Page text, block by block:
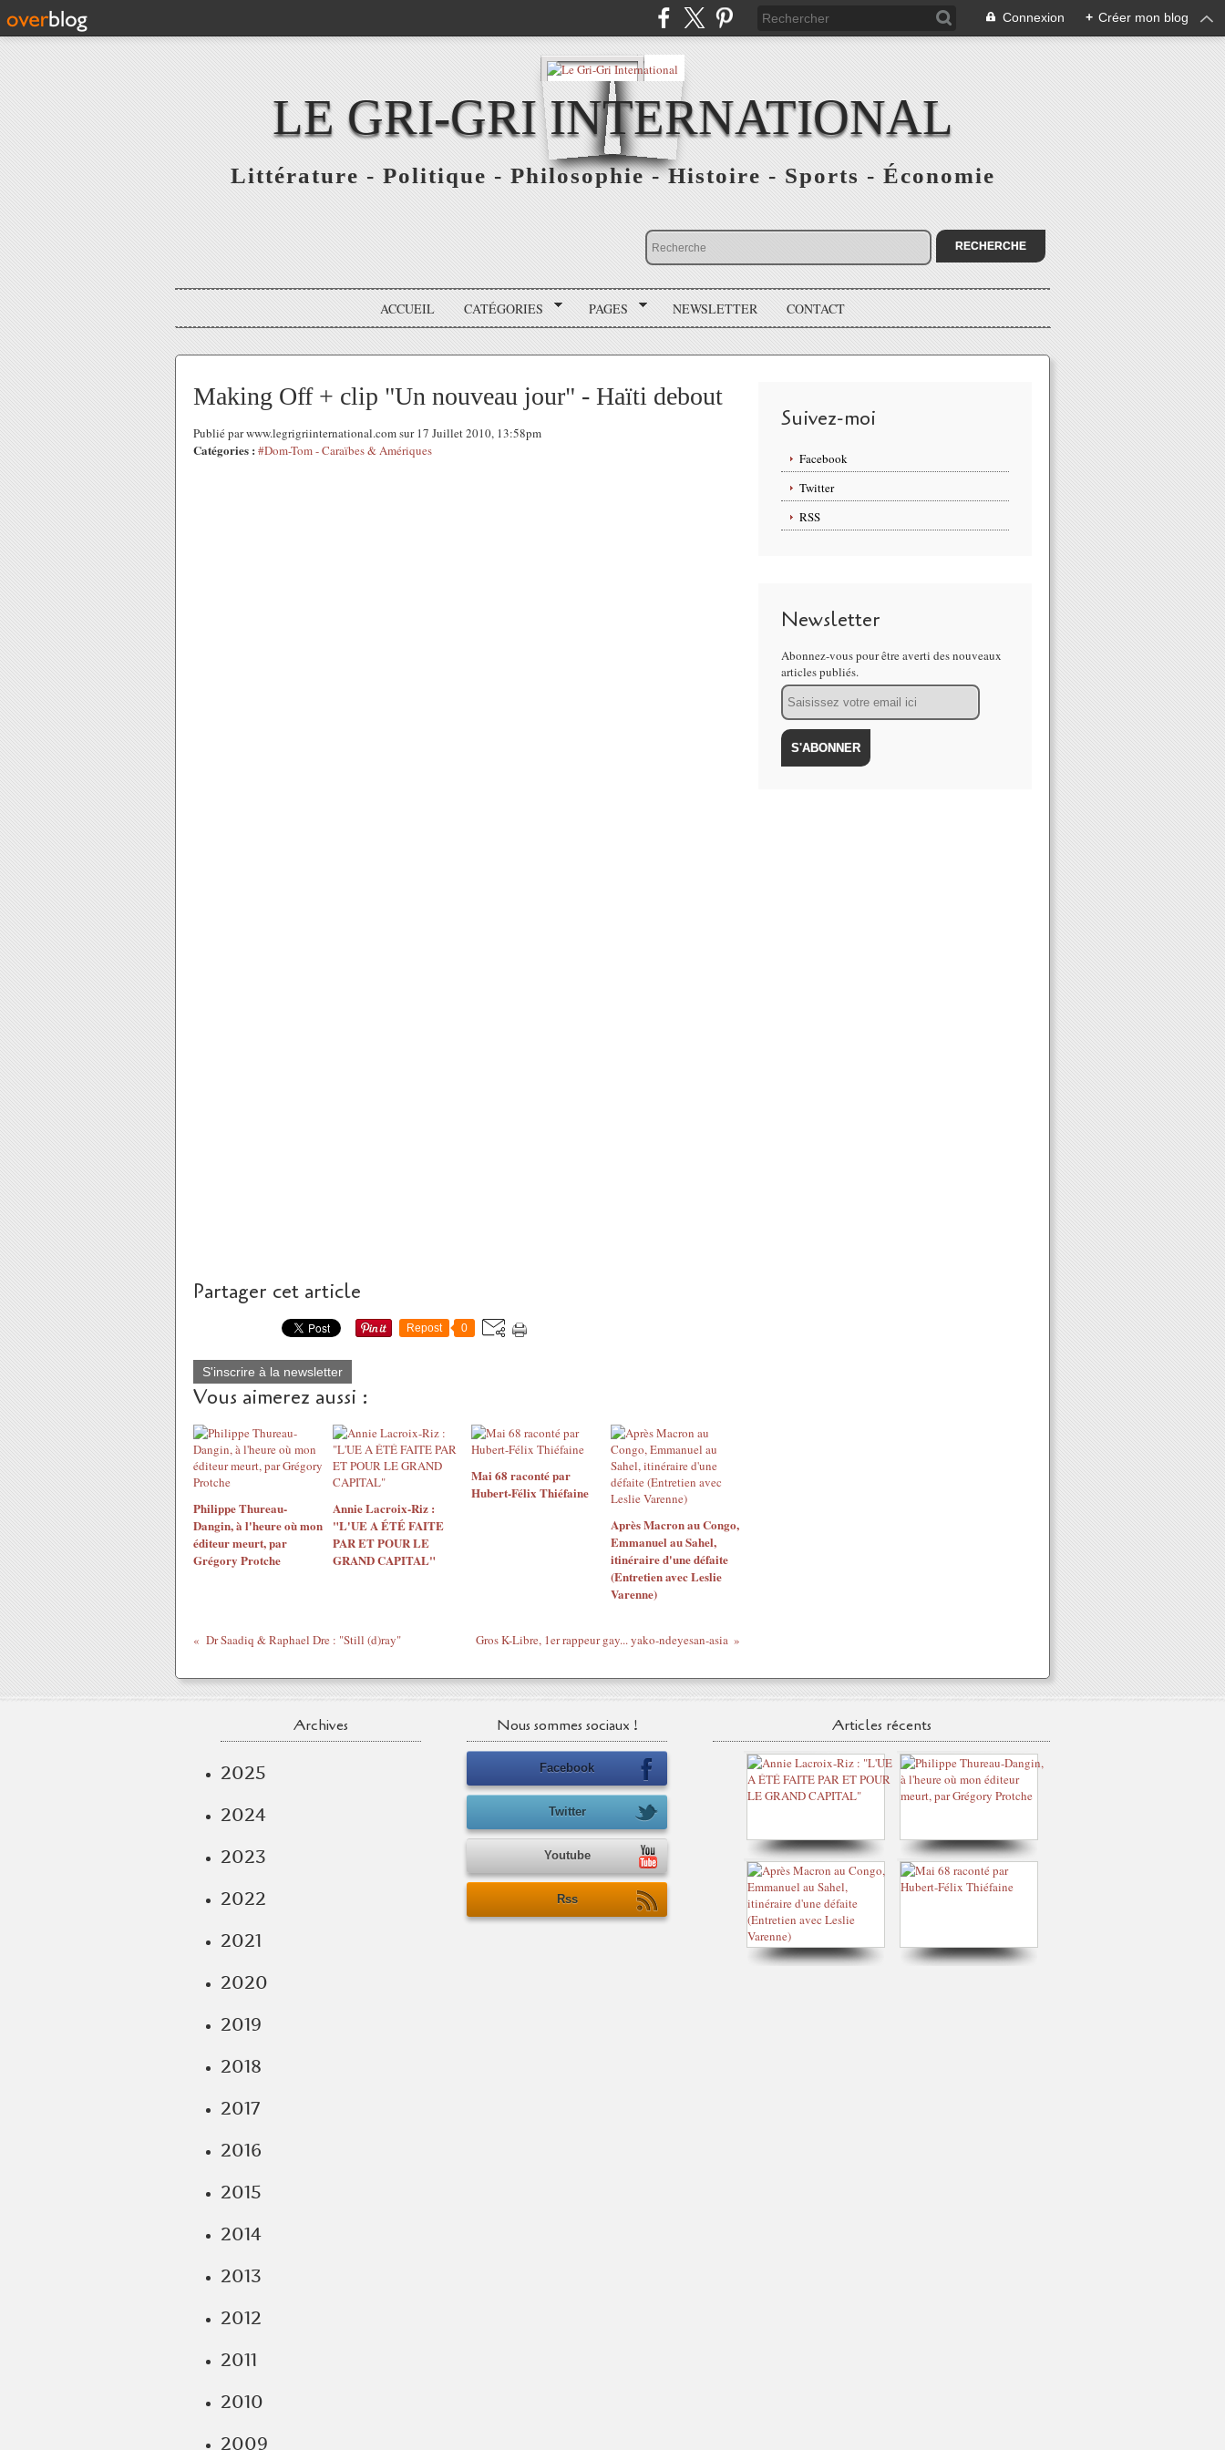
Connexion + Créer mon blog
LE GRI-GRI INTERNATIONAL
Littérature - Politique - Philosophie - Histoire - Sports - Économie
ACCUEIL CATÉGORIES PAGES NEWSLETTER CONTACT
Making Off + clip "Un nouveau jour" - Haïti debout
Publié par www.legrigriinternational.com sur 17 Juillet 2010, 13:58pm
Catégories : #Dom-Tom - Caraïbes & Amériques
Partager cet article
Repost 0
S'inscrire à la newsletter
Vous aimerez aussi :
Philippe Thureau-
Dangin, à l'heure où mon
éditeur meurt, par
Grégory Protche
Annie Lacroix-Riz :
"L'UE A ÉTÉ FAITE
PAR ET POUR LE
GRAND CAPITAL"
Mai 68 raconté par
Hubert-Félix Thiéfaine
Après Macron au Congo,
Emmanuel au Sahel,
itinéraire d'une défaite
(Entretien avec Leslie
Varenne)
Dr Saadiq & Raphael Dre : "Still (d)ray" Gros K-Libre, 1er rappeur gay... yako-ndeyesan-asia
Suivez-moi
Facebook
Twitter
RSS
Newsletter
Abonnez-vous pour être averti des nouveaux
articles publiés.
Email
Archives
2025
2024
2023
2022
2021
2020
2019
2018
2017
2016
2015
2014
2013
2012
2011
2010
2009
Nous sommes sociaux !
Facebook
Twitter
Youtube
Rss
Articles récents